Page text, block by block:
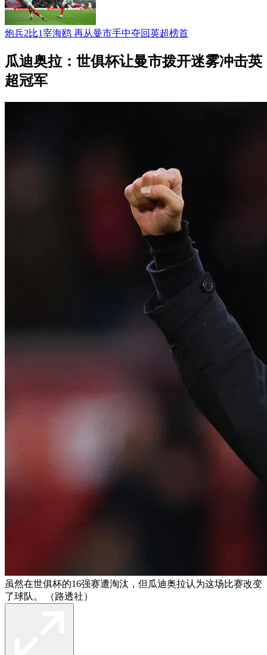
炮兵2比1宰海鸥 再从曼市手中夺回英超榜首
瓜迪奥拉：世俱杯让曼市拨开迷雾冲击英
超冠军
虽然在世俱杯的16强赛遭淘汰，但瓜迪奥拉认为这场比赛改变
了球队。 （路透社）